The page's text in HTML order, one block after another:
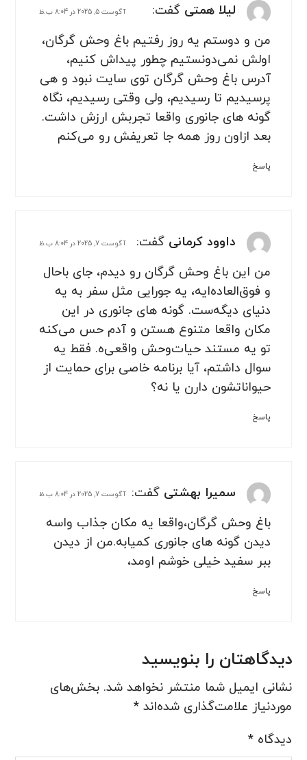
لیلا همتی گفت: آگوست 5, 2025 در 8:04 ب.ظ
من و دوستم یه روز رفتیم باغ وحش گرگان،
اولش نمی‌دونستیم چطور پیداش کنیم،
آدرس باغ وحش گرگان توی سایت نبود و هی
پرسیدیم تا رسیدیم، ولی وقتی رسیدیم، نگاه
گونه های جانوری واقعا تجربش ارزش داشت.
بعد ازاون روز همه جا تعریفش رو می‌کنم
پاسخ
داوود کرمانی گفت: آگوست 7, 2025 در 8:04 ب.ظ
من این باغ وحش گرگان رو دیدم، جای باحال
و فوق‌العاده‌ایه، یه جورایی مثل سفر به یه
دنیای دیگه‌ست. گونه های جانوری در این
مکان واقعا متنوع هستن و آدم حس می‌کنه
تو یه مستند حیات‌وحش واقعی‌ه. فقط یه
سوال داشتم، آیا برنامه خاصی برای حمایت از
حیواناتشون دارن یا نه؟
پاسخ
سمیرا بهشتی گفت: آگوست 7, 2025 در 8:04 ب.ظ
باغ وحش گرگان،واقعا یه مکان جذاب واسه
دیدن گونه های جانوری کمیابه.من از دیدن
ببر سفید خیلی خوشم اومد،
پاسخ
دیدگاهتان را بنویسید
نشانی ایمیل شما منتشر نخواهد شد. بخش‌های
موردنیاز علامت‌گذاری شده‌اند*
دیدگاه*